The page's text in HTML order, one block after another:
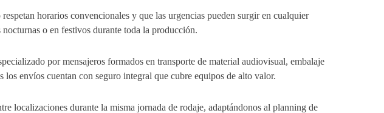
horarios convencionales y que las urgencias pueden surgir en cualquier
o en festivos durante toda la producción.
por mensajeros formados en transporte de material audiovisual, embalaje
envíos cuentan con seguro integral que cubre equipos de alto valor.
localizaciones durante la misma jornada de rodaje, adaptándonos al planning de